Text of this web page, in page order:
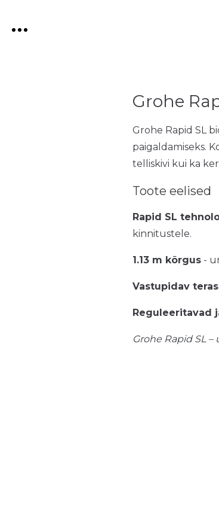
Grohe
Grohe Rapid SL
paigaldamiseks.
telliskivi kui ka
Toote eelised
Rapid SL
kinnitustele.
1.13 m kõrgus -
Vastupidav
Reguleeritavad
Grohe Rapid SL